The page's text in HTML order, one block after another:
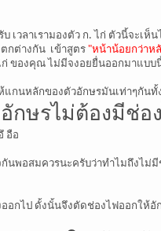
เวลาเรามองตัว ก. ไก่ ตัวนี้จะเ
กต่างกัน เข้าสูตร"หน้าน้อยกว่าห
ก่ ของคุณ ไม่มีจงอยยื่นออกมาแบ
แกนหลักของตัวอักษรมันเท่าๆกัน
กษรไม่ต้องมีช่อ
อือ
นพอสมควรนะครับว่าทำไมถึงไม่
อกไป ดั้งนั้นจึงตัดช่องไฟออกให้